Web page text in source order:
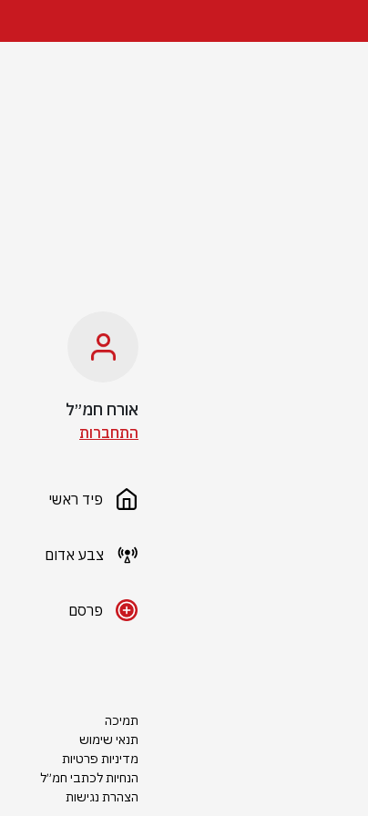
אורח חמ״ל
התחברות
פיד ראשי
צבע אדום
פרסם
תמיכה
תנאי שימוש
מדיניות פרטיות
הנחיות לכתבי חמ״ל
הצהרת נגישות